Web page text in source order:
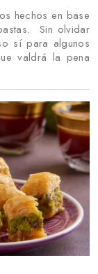
hechos en base
Sin olvidar
sí para algunos
valdrá la pena